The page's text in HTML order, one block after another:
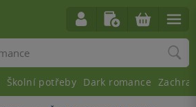
Školní potřeby Dark romance